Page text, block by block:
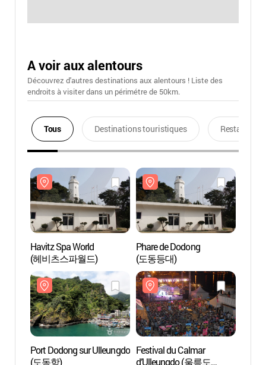
A voir aux alentours
Découvrez d'autres destinations aux alentours ! Liste des
endroits à visiter dans un périmétre de 50km.
Tous Destinations touristiques Restaurants
Havitz Spa World
(헤비츠스파월드)
Phare de Dodong
(도동등대)
Port Dodong sur Ulleungdo
(도동항)
Festival du Calmar
d’Ulleungdo (울릉도